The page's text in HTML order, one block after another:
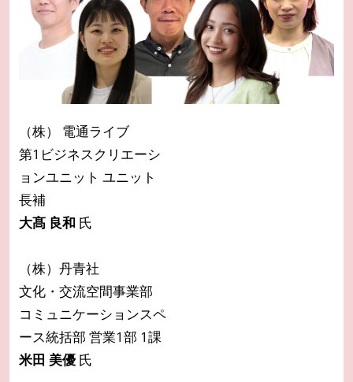
（株） 電通ライブ
第1ビジネスクリエーシ
ョンユニット ユニット
長補
大髙 良和 氏
（株）丹青社
文化・交流空間事業部
コミュニケーションスペ
ース統括部 営業1部 1課
米田 美優 氏